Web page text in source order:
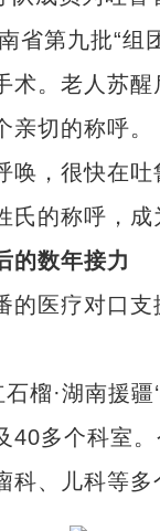
第九批“组团
术。老人苏
亲切的称呼。
很快在吐
氏的称呼，成
的数年接力
医疗对口支
·湖南援疆‘
40多个科室
科、儿科等多